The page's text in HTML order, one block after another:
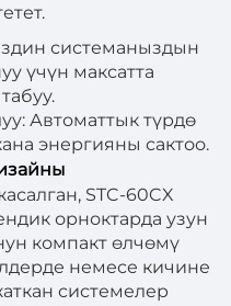
системаныздын
үчүн максатта
Автоматтык түрдө
энергияны сактоо.
STC-60CX
орноктарда узун
компакт өлчөмү
немесе кичине
системелер